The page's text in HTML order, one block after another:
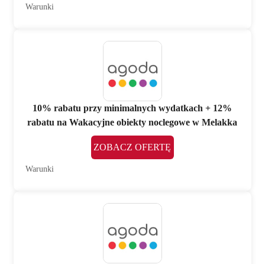
Warunki
10% rabatu przy minimalnych wydatkach + 12%
rabatu na Wakacyjne obiekty noclegowe w Melakka
ZOBACZ OFERTĘ
Warunki